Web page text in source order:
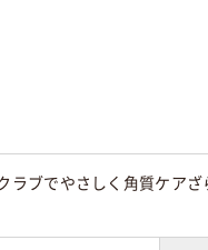
ラブでやさしく角質ケア